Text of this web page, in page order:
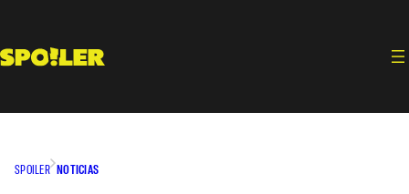
contenido
SPOILER NOTICIAS